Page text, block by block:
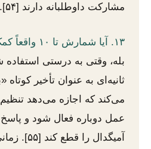
مشارکت داوطلبانه دارند [۵۴].
۱۳. آیا شمارش تا ۱۰ واقعاً کمک می‌کند؟
ثانیه‌ای به عنوان تأخیر
می‌کند که اجازه می‌دهد
عمل دوباره فعال شود و
آمیگدال را